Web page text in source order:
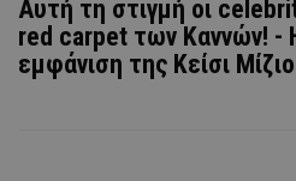
Aυτή τη στιγμή οι
red carpet των Καννών! -
εμφάνιση της Κείσι